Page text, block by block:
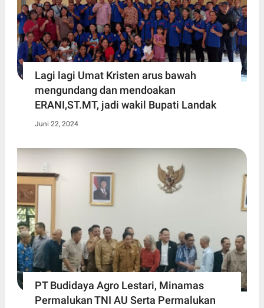
Lagi lagi Umat Kristen arus bawah
mengundang dan mendoakan
ERANI,ST.MT, jadi wakil Bupati Landak
Juni 22, 2024
PT Budidaya Agro Lestari, Minamas
Permalukan TNI AU Serta Permalukan